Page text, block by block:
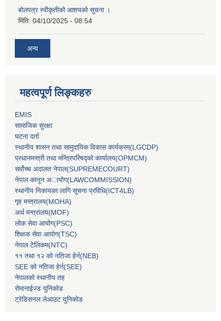
बोलपत्र स्वीकृतीको आशयको सूचना ।
मिति: 04/10/2025 - 08:54
अन्य
महत्वपूर्ण लिङ्कहरु
EMIS
सामाजिक सुरक्षा
घटना दर्ता
स्थानीय शासन तथा सामुदायिक विकास कार्यक्रम(LGCDP)
प्रधानमन्‍त्री तथा मन्‍त्रिपरिषद्को कार्यालय(OPMCM)
सर्वोच्‍च अदालत नेपाल(SUPREMECOURT)
नेपाल कानून अायोग(LAWCOMMISSION)
स्थानीय निकायका लागि सूचना प्रविधि(ICT4LB)
गृह मन्‍त्रालय(MOHA)
अर्थ मन्‍त्रालय(MOF)
लोक सेवा आयोग(PSC)
शिक्षक सेवा आयोग(TSC)
नेपाल टेलिकम(NTC)
११ तथा १२ को नतिजा हेर्न(NEB)
SEE को नतिजा हेर्न(SEE)
नेपालको स्थानीय तह
रोमानाईज्ड युनिकोड
ट्रेडिसनल लेआउट युनिकोड